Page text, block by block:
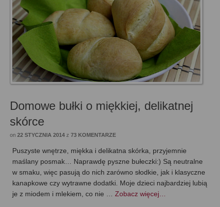
Domowe bułki o miękkiej, delikatnej
skórce
on 22 STYCZNIA 2014 z 73 KOMENTARZE
Puszyste wnętrze, miękka i delikatna skórka, przyjemnie
maślany posmak… Naprawdę pyszne bułeczki:) Są neutralne
w smaku, więc pasują do nich zarówno słodkie, jak i klasyczne
kanapkowe czy wytrawne dodatki. Moje dzieci najbardziej lubią
je z miodem i mlekiem, co nie … Zobacz więcej…